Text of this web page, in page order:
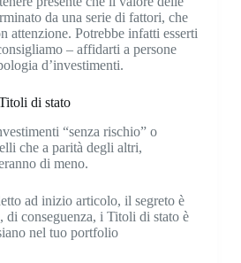
da una serie di fattori, che
attenzione. Potrebbe infatti esserti
– affidarti a persone
d’investimenti.
di stato
“senza rischio” o
che a parità degli altri,
di meno.
ad inizio articolo, il segreto è
di conseguenza, i Titoli di stato è
nel tuo portfolio